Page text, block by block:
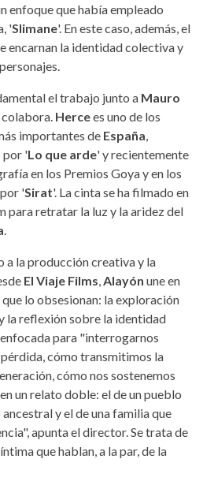
enfoque que había empleado
'Slimane'. En este caso, además, el
encarnan la identidad colectiva y
el trabajo junto a Mauro
colabora. Hercees uno de los
importantes de España,
por 'Lo que arde' y recientemente
en los Premios Goya y en los
'Sirat'. La cinta se ha filmado en
para retratar la luz y la aridez del
.
a la producción creativa y la
El Viaje Films,Alayón une en
lo obsesionan: la exploración
la reflexión sobre la identidad
para "interrogarnos
cómo transmitimos la
cómo nos sostenemos
un relato doble: el de un pueblo
y el de una familia que
apunta el director. Se trata de
que hablan, a la par, de la